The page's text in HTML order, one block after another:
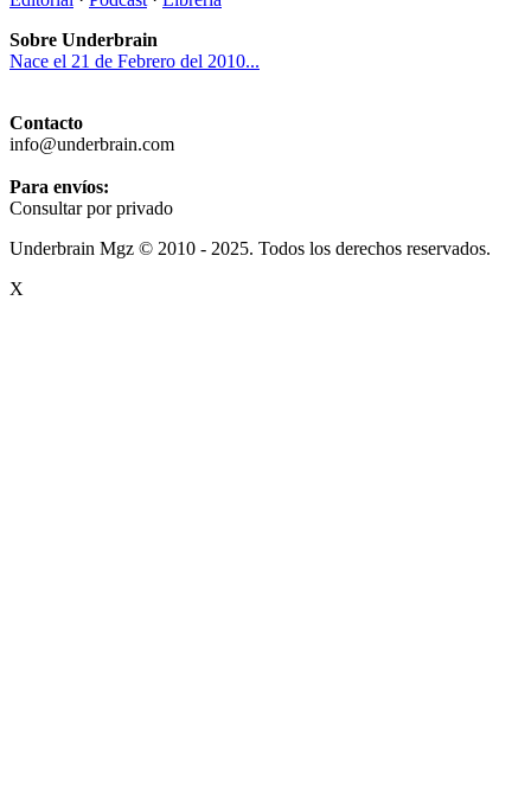
Sobre Underbrain
Nace el 21 de Febrero del 2010...
Contacto
info@underbrain.com
Para envíos:
Consultar por privado
Underbrain Mgz © 2010 - 2025. Todos los derechos reservados.
X